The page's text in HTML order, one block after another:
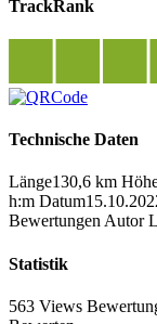
TrackRank
Technische Daten
Länge130,6 km
h:m Datum
Bewertungen Autor
Statistik
563 Views